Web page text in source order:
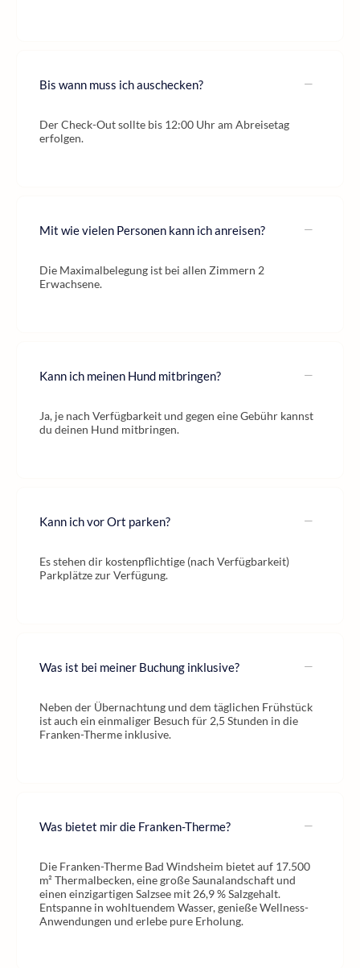
Bis wann muss ich auschecken?
Der Check-Out sollte bis 12:00 Uhr am Abreisetag
erfolgen.
Mit wie vielen Personen kann ich anreisen?
Die Maximalbelegung ist bei allen Zimmern 2
Erwachsene.
Kann ich meinen Hund mitbringen?
Ja, je nach Verfügbarkeit und gegen eine Gebühr kannst
du deinen Hund mitbringen.
Kann ich vor Ort parken?
Es stehen dir kostenpflichtige (nach Verfügbarkeit)
Parkplätze zur Verfügung.
Was ist bei meiner Buchung inklusive?
Neben der Übernachtung und dem täglichen Frühstück
ist auch ein einmaliger Besuch für 2,5 Stunden in die
Franken-Therme inklusive.
Was bietet mir die Franken-Therme?
Die Franken-Therme Bad Windsheim bietet auf 17.500
m² Thermalbecken, eine große Saunalandschaft und
einen einzigartigen Salzsee mit 26,9 % Salzgehalt.
Entspanne in wohltuendem Wasser, genieße Wellness-
Anwendungen und erlebe pure Erholung.